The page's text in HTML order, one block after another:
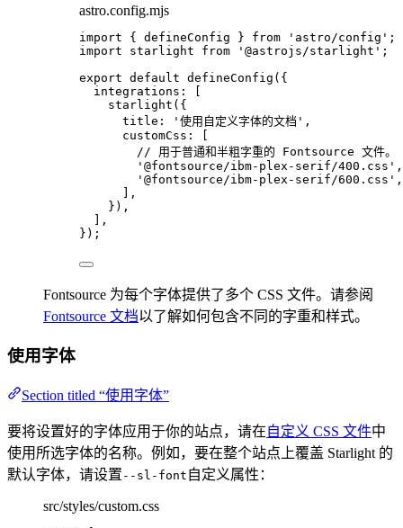
astro.config.mjs
import { defineConfig } from ' astro/config ' ;
import starlight from ' @astrojs/starlight ' ;
export default defineConfig ({
integrations: [
starlight ({
title:
' 使用自定义字体的文档 ' ,
customCss: [
// 用于普通和半粗字重的 Fontsource 文件。
' @fontsource/ibm-plex-serif/400.css ' ,
' @fontsource/ibm-plex-serif/600.css ' ,
],
}),
],
});
Fontsource 为每个字体提供了多个 CSS 文件。请参阅
Fontsource 文档以了解如何包含不同的字重和样式。
使用字体
Section titled “使用字体”
要将设置好的字体应用于你的站点，请在自定义 CSS 文件中
使用所选字体的名称。例如，要在整个站点上覆盖 Starlight 的
默认字体，请设置 --sl-font 自定义属性：
src/styles/custom.css